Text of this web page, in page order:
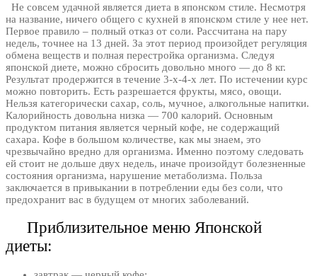
Не совсем удачной является диета в японском стиле. Несмотря
на название, ничего общего с кухней в японском стиле у нее нет.
Первое правило – полный отказ от соли. Рассчитана на пару
недель, точнее на 13 дней. За этот период произойдет регуляция
обмена веществ и полная перестройка организма. Следуя
японской диете, можно сбросить довольно много — до 8 кг.
Результат продержится в течение 3-х-4-х лет. По истечении курс
можно повторить. Есть разрешается фрукты, мясо, овощи.
Нельзя категорически сахар, соль, мучное, алкогольные напитки.
Калорийность довольна низка — 700 калорий. Основным
продуктом питания является черный кофе, не содержащий
сахара. Кофе в большом количестве, как мы знаем, это
чрезвычайно вредно для организма. Именно поэтому следовать
ей стоит не дольше двух недель, иначе произойдут болезненные
состояния организма, нарушение метаболизма. Польза
заключается в привыкании в потреблении еды без соли, что
предохранит вас в будущем от многих заболеваний.
Приблизительное меню Японской
диеты: